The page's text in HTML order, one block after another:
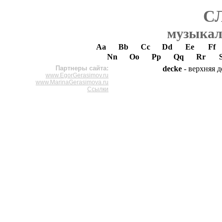
Aa Bb Cc Dd Ee
Ff
Nn
Oo Pp Qq Rr
Партнеры сайта:
www.EgorGerasimov.ru
www.MarinaGerasimova.ru
Ссылки
decke - верхняя